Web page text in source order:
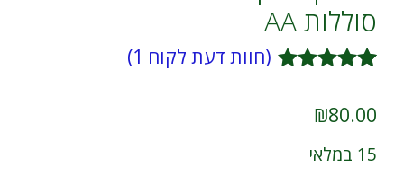
סוללות AA
מבוסס על
לקוחות
(חוות דעת לקוח 1
)
₪80.00
15 במלאי